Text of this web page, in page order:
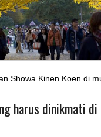
Showa Kinen Koen di
harus dinikmati di